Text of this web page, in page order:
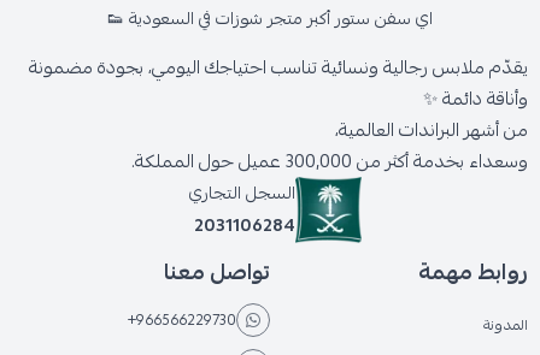
اي سفن ستور أكبر متجر شوزات في السعودية 👟
يقدّم ملابس رجالية ونسائية تناسب احتياجك اليومي، بجودة مضمونة
وأناقة دائمة ✨
من أشهر البراندات العالمية،
وسعداء بخدمة أكثر من 300,000 عميل حول المملكة.
السجل التجاري
2031106284
روابط مهمة
المدونة
تواصل معنا
+966566229730